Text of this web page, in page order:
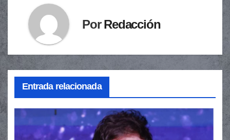
PorRedacción
Entrada relacionada